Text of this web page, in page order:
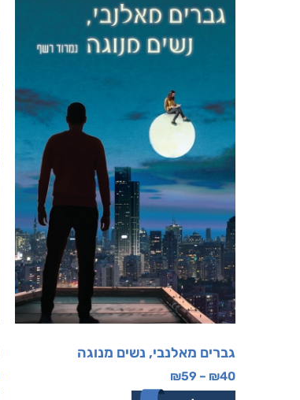
גברים מאלנבי, נשים מנוגה
₪40
–
₪59